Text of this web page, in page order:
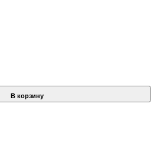
В корзину